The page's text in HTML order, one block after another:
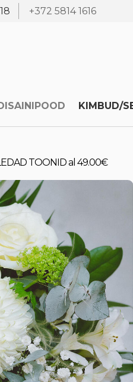
+372 5814 1616
KIMBUD/
TOONID al 49.00€